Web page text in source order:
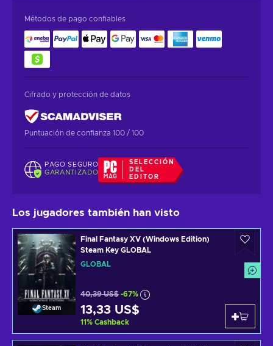
Métodos de pago confiables
Cifrado y protección de datos
Puntuación de confianza 100 / 100
PAGO SEGURO
GARANTIZADO
SELECCIÓN
DEL
EDITOR
Los jugadores también han visto
Steam
Final Fantasy XV (Windows Edition)
Steam Key GLOBAL
GLOBAL
40,39 US$ -67%
13,33 US$
11% Cashback